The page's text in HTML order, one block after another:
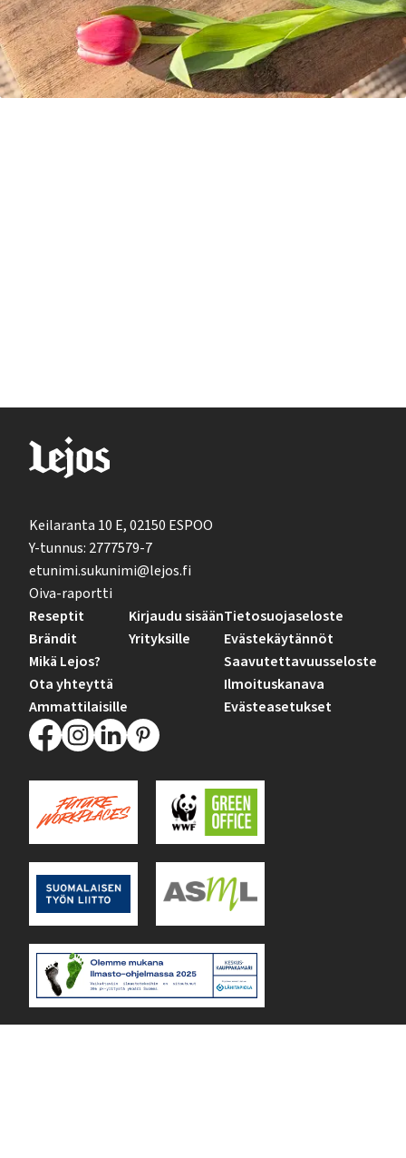
Keilaranta 10 E, 02150 ESPOO
Y-tunnus: 2777579-7
etunimi.sukunimi@lejos.fi
Oiva-raportti
Reseptit
Brändit
Mikä Lejos?
Ota yhteyttä
Ammattilaisille
Kirjaudu sisään
Yrityksille
Tietosuojaseloste
Evästekäytännöt
Saavutettavuusseloste
Ilmoituskanava
Evästeasetukset